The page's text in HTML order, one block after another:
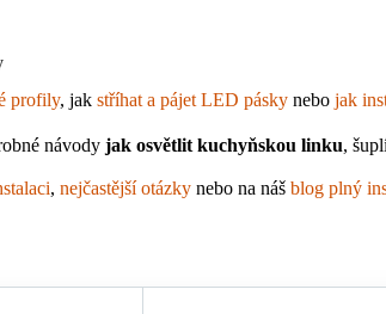
profily, jak stříhat a pájet LED pásky nebo jak
návody jak osvětlit kuchyňskou linku,
, nejčastější otázky nebo na náš blog plný